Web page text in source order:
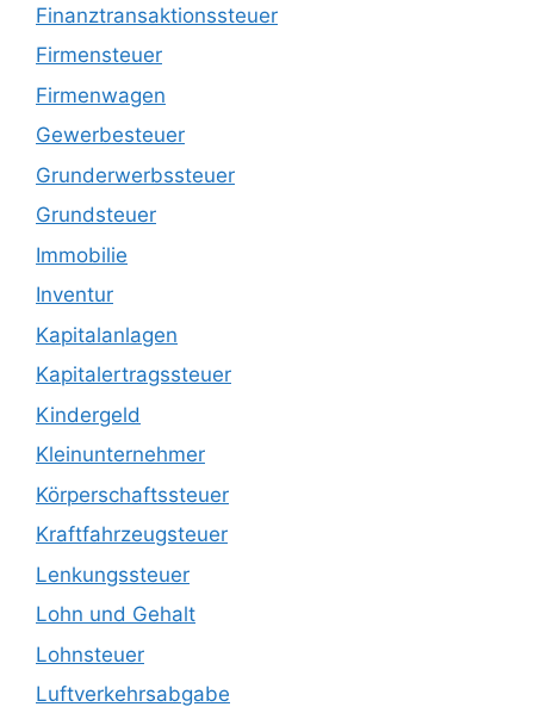
Finanztransaktionssteuer
Firmensteuer
Firmenwagen
Gewerbesteuer
Grunderwerbssteuer
Grundsteuer
Immobilie
Inventur
Kapitalanlagen
Kapitalertragssteuer
Kindergeld
Kleinunternehmer
Körperschaftssteuer
Kraftfahrzeugsteuer
Lenkungssteuer
Lohn und Gehalt
Lohnsteuer
Luftverkehrsabgabe